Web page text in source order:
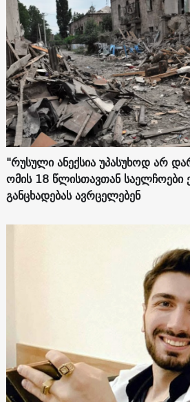
"რუსული ანექსია უპასუხოდ არ
ომის 18 წლისთავთან
განცხადებას ავრცელებენ